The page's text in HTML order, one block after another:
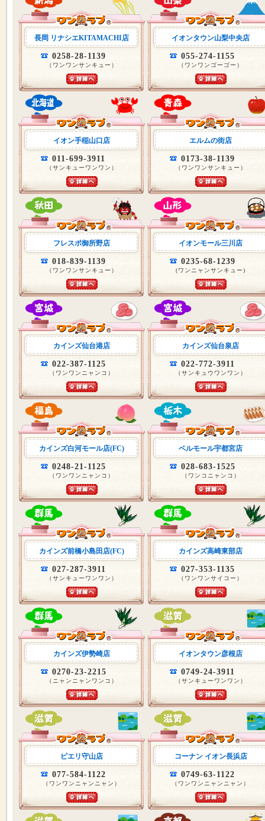
長岡 リナシエKITAMACHI店
0258-28-1139
（ワンワンサンキュー）
イオンタウン山梨中央店
055-274-1155
（ワンワンゴーゴー）
イオン手稲山口店
011-699-3911
（サンキューワンワン）
エルムの街店
0173-38-1139
（ワンワンサンキュー）
フレスポ御所野店
018-839-1139
（ワンワンサンキュー）
イオンモール三川店
0235-68-1239
(ワンニャンサンキュー)
カインズ仙台港店
022-387-1125
（ワンワンニャンコ）
カインズ仙台泉店
022-772-3911
（サンキュウワンワン）
カインズ白河モール店(FC)
0248-21-1125
（ワンワンニャンコ）
ベルモール宇都宮店
028-683-1525
（ワンコニャンコ）
カインズ前橋小島田店(FC)
027-287-3911
（サンキューワンワン）
カインズ高崎東部店
027-353-1135
（ワンワンサイコー）
カインズ伊勢崎店
0270-23-2215
（ニャンニャンワンコ）
イオンタウン彦根店
0749-24-3911
（サンキューワンワン）
ピエリ守山店
077-584-1122
（ワンワンニャンニャン）
コーナン イオン長浜店
0749-63-1122
（ワンワンニャンニャン）